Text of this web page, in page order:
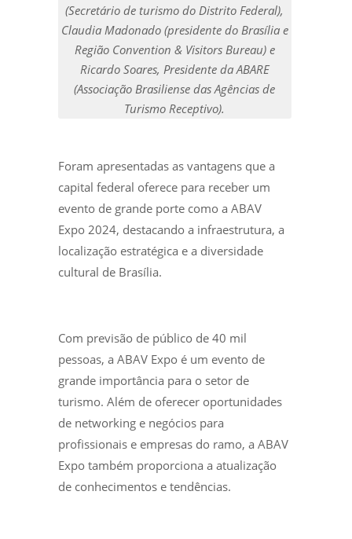
(Secretário de turismo do Distrito Federal),
Claudia Madonado (presidente do Brasília e
Região Convention & Visitors Bureau) e
Ricardo Soares, Presidente da ABARE
(Associação Brasiliense das Agências de
Turismo Receptivo).
Foram apresentadas as vantagens que a
capital federal oferece para receber um
evento de grande porte como a ABAV
Expo 2024, destacando a infraestrutura, a
localização estratégica e a diversidade
cultural de Brasília.
Com previsão de público de 40 mil
pessoas, a ABAV Expo é um evento de
grande importância para o setor de
turismo. Além de oferecer oportunidades
de networking e negócios para
profissionais e empresas do ramo, a ABAV
Expo também proporciona a atualização
de conhecimentos e tendências.